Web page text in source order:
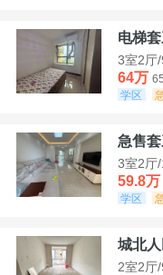
电梯
3室2厅
64万
学区
急售
3室2厅
59.8万
学区
城北
2室2厅